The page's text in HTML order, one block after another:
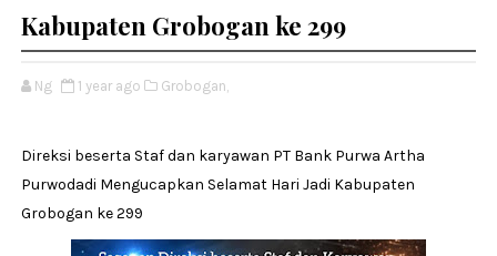
Kabupaten Grobogan ke 299
Ng 1 year ago Grobogan,
Direksi beserta Staf dan karyawan PT Bank Purwa Artha
Purwodadi Mengucapkan Selamat Hari Jadi Kabupaten
Grobogan ke 299